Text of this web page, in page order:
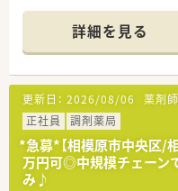
■店舗のすぐ隣にある
ります。
■近くには市役所や桜
す。
■在宅やかかりつけに
ます。
＊＊＊＊＊こんな会
≪会社概要≫
■神奈川・東京都を中
詳細を見る
更新日： 2026/08/06 薬剤
正社員
調剤薬局
*急募*【相模原市中央区
万円可◎中規模チェーン
み♪